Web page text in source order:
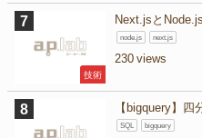
技術
Next.jsと
node.js next.js
230
【bigquery】四
SQL bigquery